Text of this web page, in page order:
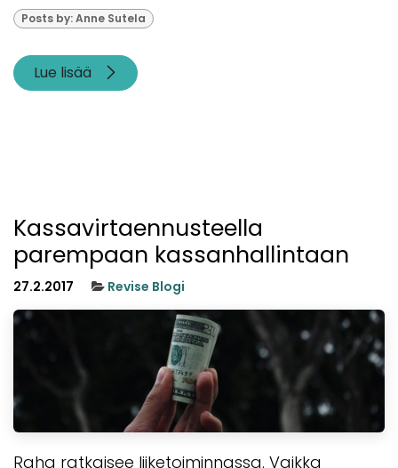
Posts by: Anne Sutela
Lue lisää
Kassavirtaennusteella
parempaan kassanhallintaan
27.2.2017 Revise Blogi
Raha ratkaisee liiketoiminnassa. Vaikka